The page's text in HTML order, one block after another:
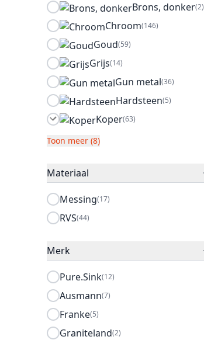
Brons, donker(2)
Chroom(146)
Goud(59)
Grijs(14)
Gun metal(36)
Hardsteen(5)
Koper(63)
Toon meer (8)
Materiaal
Messing(17)
RVS(44)
Merk
Pure.Sink(12)
Ausmann(7)
Franke(5)
Graniteland(2)